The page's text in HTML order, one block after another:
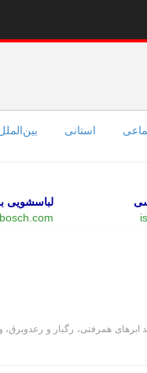
استانی
لباسشویی
همرفتی، رگبار و رعدوبرق،